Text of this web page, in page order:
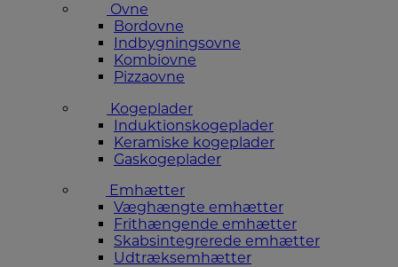
Ovne
Bordovne
Indbygningsovne
Kombiovne
Pizzaovne
Kogeplader
Induktionskogeplader
Keramiske kogeplader
Gaskogeplader
Emhætter
Væghængte emhætter
Frithængende emhætter
Skabsintegrerede emhætter
Udtræksemhætter